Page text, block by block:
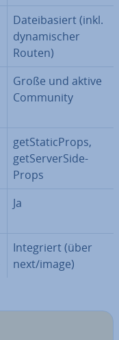
Da­tei­ba­siert (inkl.
dy­na­mi­scher
Routen)
Große und aktive
Community
get­Sta­tic­Props,
get­Ser­ver­Si­de­
Props
Ja
In­te­griert (über
next/image)